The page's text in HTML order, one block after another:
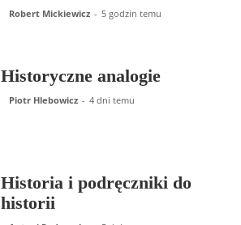
Robert Mickiewicz - 5 godzin temu
Historyczne analogie
Piotr Hlebowicz - 4 dni temu
Historia i podręczniki do
historii